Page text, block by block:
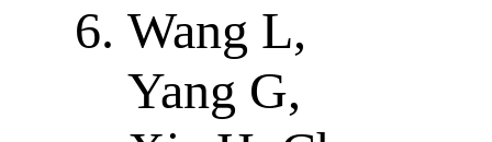
Wang L,
Yang G,